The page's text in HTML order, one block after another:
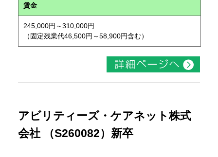
賃金
245,000円～310,000円
（固定残業代46,500円～58,900円含む）
アビリティーズ・ケアネット株式
会社 （S260082）新卒